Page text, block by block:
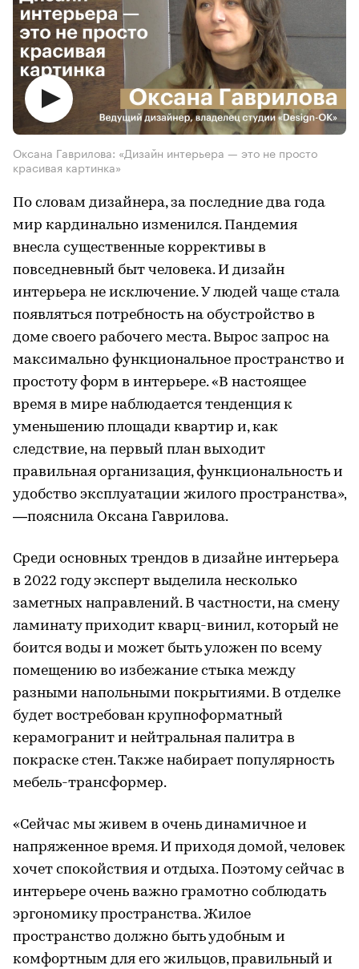
Оксана Гаврилова: «Дизайн интерьера — это не просто
красивая картинка»
По словам дизайнера, за последние два года
мир кардинально изменился. Пандемия
внесла существенные коррективы в
повседневный быт человека. И дизайн
интерьера не исключение. У людей чаще стала
появляться потребность на обустройство в
доме своего рабочего места. Вырос запрос на
максимально функциональное пространство и
простоту форм в интерьере. «В настоящее
время в мире наблюдается тенденция к
уменьшению площади квартир и, как
следствие, на первый план выходит
правильная организация, функциональность и
удобство эксплуатации жилого пространства»,
—пояснила Оксана Гаврилова.
Среди основных трендов в дизайне интерьера
в 2022 году эксперт выделила несколько
заметных направлений. В частности, на смену
ламинату приходит кварц-винил, который не
боится воды и может быть уложен по всему
помещению во избежание стыка между
разными напольными покрытиями. В отделке
будет востребован крупноформатный
керамогранит и нейтральная палитра в
покраске стен. Также набирает популярность
мебель-трансформер.
«Сейчас мы живем в очень динамичное и
напряженное время. И приходя домой, человек
хочет спокойствия и отдыха. Поэтому сейчас в
интерьере очень важно грамотно соблюдать
эргономику пространства. Жилое
пространство должно быть удобным и
комфортным для его жильцов, правильный и